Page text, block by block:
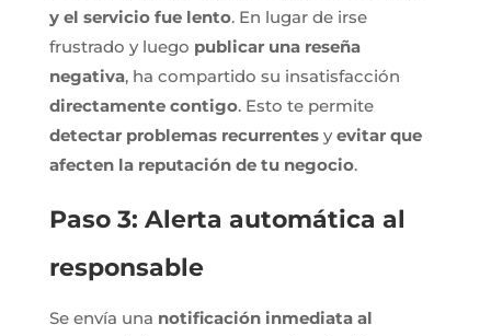
y el servicio fue lento. En lugar de irse
frustrado y luego publicar una reseña
negativa, ha compartido su insatisfacción
directamente contigo. Esto te permite
detectar problemas recurrentesyevitar que
afecten la reputación de tu negocio.
Paso 3: Alerta automática al
responsable
Se envía una notificación inmediata al